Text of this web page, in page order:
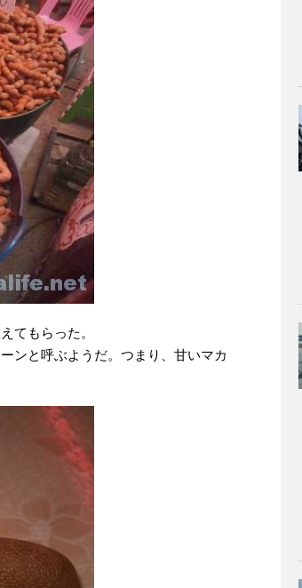
てもらった。
ンと呼ぶようだ。つまり、甘いマカ